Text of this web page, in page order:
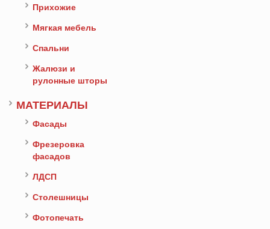
Прихожие
Мягкая мебель
Спальни
Жалюзи и
рулонные шторы
МАТЕРИАЛЫ
Фасады
Фрезеровка
фасадов
ЛДСП
Столешницы
Фотопечать